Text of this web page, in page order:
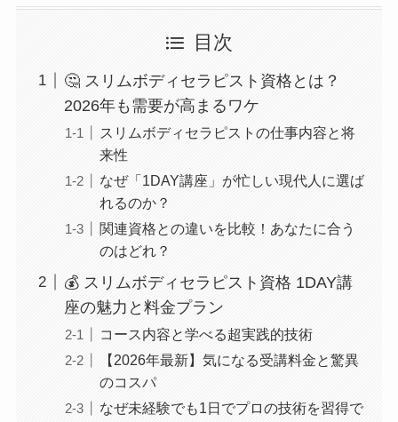
目次
🤔 スリムボディセラピスト資格とは？
2026年も需要が高まるワケ
スリムボディセラピストの仕事内容と将
来性
なぜ「1DAY講座」が忙しい現代人に選ば
れるのか？
関連資格との違いを比較！あなたに合う
のはどれ？
💰 スリムボディセラピスト資格 1DAY講
座の魅力と料金プラン
コース内容と学べる超実践的技術
【2026年最新】気になる受講料金と驚異
のコスパ
なぜ未経験でも1日でプロの技術を習得で